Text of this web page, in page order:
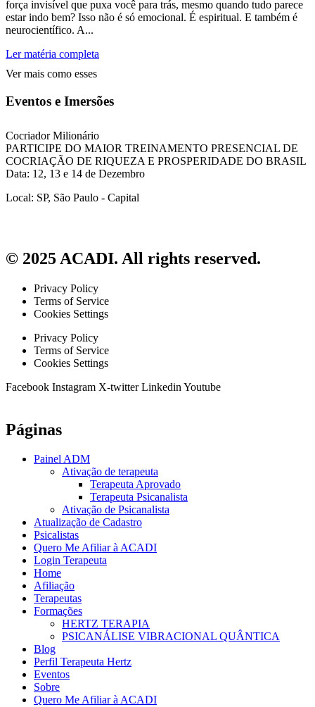
força invisível que puxa você para trás, mesmo quando tudo parece
estar indo bem? Isso não é só emocional. É espiritual. E também é
neurocientífico. A...
Ler matéria completa
Ver mais como esses
Eventos e Imersões
Cocriador Milionário
PARTICIPE DO MAIOR TREINAMENTO PRESENCIAL DE
COCRIAÇÃO DE RIQUEZA E PROSPERIDADE DO BRASIL
Data: 12, 13 e 14 de Dezembro
Local: SP, São Paulo - Capital
© 2025 ACADI. All rights reserved.
Privacy Policy
Terms of Service
Cookies Settings
Privacy Policy
Terms of Service
Cookies Settings
Facebook Instagram X-twitter Linkedin Youtube
Páginas
Painel ADM
Ativação de terapeuta
Terapeuta Aprovado
Terapeuta Psicanalista
Ativação de Psicanalista
Atualização de Cadastro
Psicalistas
Quero Me Afiliar à ACADI
Login Terapeuta
Home
Afiliação
Terapeutas
Formações
HERTZ TERAPIA
PSICANÁLISE VIBRACIONAL QUÂNTICA
Blog
Perfil Terapeuta Hertz
Eventos
Sobre
Quero Me Afiliar à ACADI